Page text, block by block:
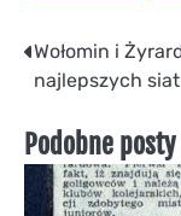
Nawigacja
wpisu
Wołomin i
najlepszych
Podobne posty